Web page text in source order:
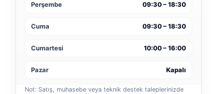
Perşembe 09:30 – 18:30
Cuma 09:30 – 18:30
Cumartesi 10:00 – 16:00
Pazar Kapalı
Not: Satış, muhasebe veya teknik destek taleplerinizde